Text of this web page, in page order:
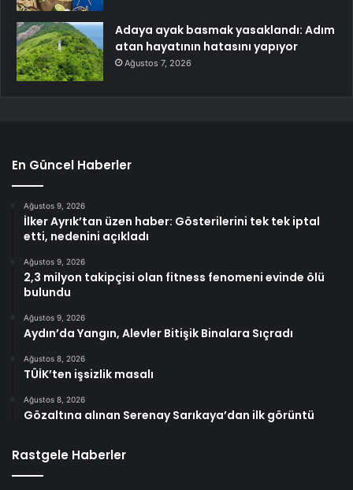
Adaya ayak basmak yasaklandı: Adım
atan hayatının hatasını yapıyor
Ağustos 7, 2026
En Güncel Haberler
Ağustos 9, 2026
İlker Ayrık’tan üzen haber: Gösterilerini tek tek iptal
etti, nedenini açıkladı
Ağustos 9, 2026
2,3 milyon takipçisi olan fitness fenomeni evinde ölü
bulundu
Ağustos 9, 2026
Aydın’da Yangın, Alevler Bitişik Binalara Sıçradı
Ağustos 8, 2026
TÜİK’ten işsizlik masalı
Ağustos 8, 2026
Gözaltına alınan Serenay Sarıkaya’dan ilk görüntü
Rastgele Haberler